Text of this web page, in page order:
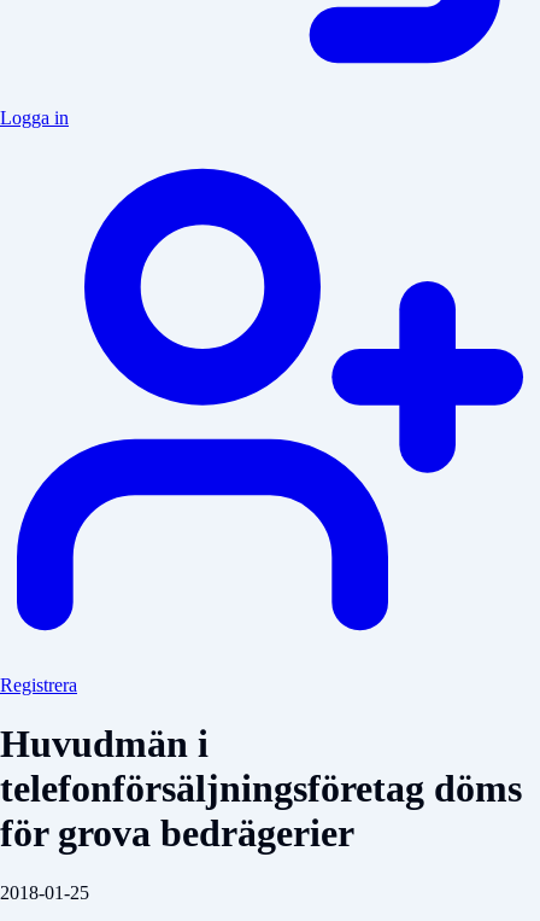
Logga in
Registrera
Huvudmän i
telefonförsäljningsföretag döms
för grova bedrägerier
2018-01-25